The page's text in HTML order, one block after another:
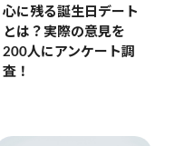
心に残る誕生日デート
とは？実際の意見を
200人にアンケート調
査！